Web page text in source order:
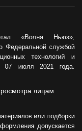
«Волна Ньюз»,
Федеральной службой
технологий и
07 июля 2021 года.
лицам
или подборки
допускается